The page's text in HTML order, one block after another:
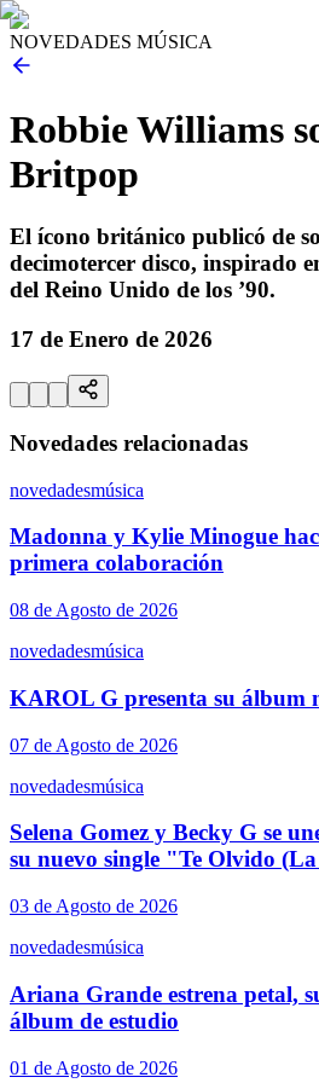
NOVEDADES MÚSICA
Robbie Williams
Britpop
El ícono británico publicó de
decimotercer disco, inspirado
del Reino Unido de los ’90.
17 de Enero de 2026
Novedades relacionadas
novedadesmúsica
Madonna y Kylie Minogue
primera colaboración
08 de Agosto de 2026
novedadesmúsica
KAROL G presenta su álbum
07 de Agosto de 2026
novedadesmúsica
Selena Gomez y Becky G se
su nuevo single "Te Olvido
03 de Agosto de 2026
novedadesmúsica
Ariana Grande estrena petal,
álbum de estudio
01 de Agosto de 2026